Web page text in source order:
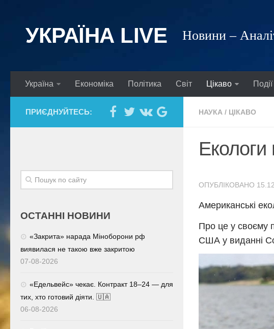
УКРАЇНА LIVE Новини –
Україна Економіка Політика Світ Цікаво Події
НАУКА / ЦІКАВО
Екологи
ОПУБЛІКОВАНО
Американські
Про це у своєму
США у виданні
ПРИЄДНУЙТЕСЬ:
ОСТАННІ НОВИНИ
«Закрита» нарада Міноборони рф
виявилася не такою вже закритою
07-08-2026
«Едельвейс» чекає. Контракт 18–24 — для
тих, хто готовий діяти. 🇺🇦
06-08-2026